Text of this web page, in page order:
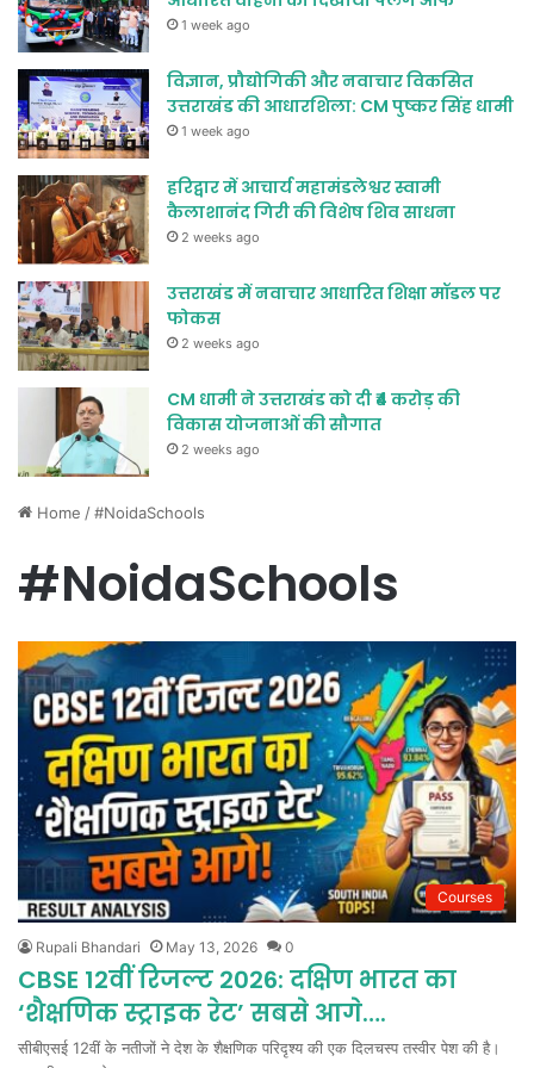
Home /#NoidaSchools
#NoidaSchools
Courses
Rupali Bhandari May 13, 2026 0
CBSE 12वीं रिजल्ट 2026: दक्षिण भारत का
‘शैक्षणिक स्ट्राइक रेट’ सबसे आगे….
सीबीएसई 12वीं के नतीजों ने देश के शैक्षणिक परिदृश्य की एक दिलचस्प तस्वीर पेश की है।
1 week ago
विज्ञान, प्रौद्योगिकी और नवाचार विकसित
उत्तराखंड की आधारशिला: CM पुष्कर सिंह धामी
1 week ago
हरिद्वार में आचार्य महामंडलेश्वर स्वामी
कैलाशानंद गिरी की विशेष शिव साधना
2 weeks ago
उत्तराखंड में नवाचार आधारित शिक्षा मॉडल पर
फोकस
2 weeks ago
CM धामी ने उत्तराखंड को दी ₹4 करोड़ की
विकास योजनाओं की सौगात
2 weeks ago